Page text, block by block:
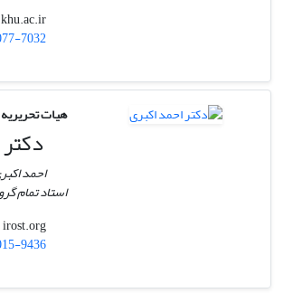
afrakhteh
khu.ac.ir
7032
هیات تحریریه
استاد تمام
akbari
irost.org
9436